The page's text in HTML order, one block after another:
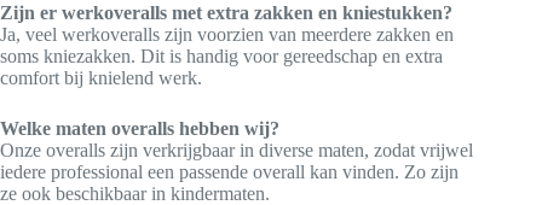
Zijn er werkoveralls met extra zakken en kniestukken?
Ja, veel werkoveralls zijn voorzien van meerdere zakken en
soms kniezakken. Dit is handig voor gereedschap en extra
comfort bij knielend werk.
Welke maten overalls hebben wij?
Onze overalls zijn verkrijgbaar in diverse maten, zodat vrijwel
iedere professional een passende overall kan vinden. Zo zijn
ze ook beschikbaar in kindermaten.